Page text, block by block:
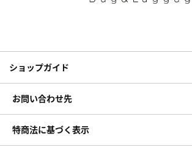
ショップガイド
お問い合わせ先
特商法に基づく表示